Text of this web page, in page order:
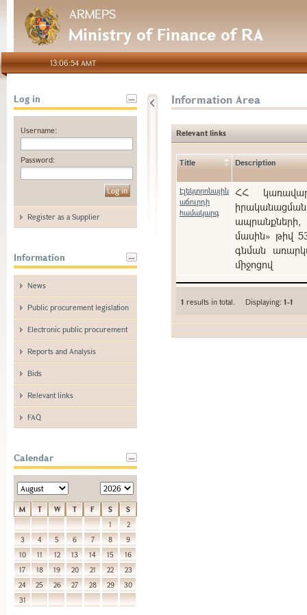
ARMEPS
Ministry of Finance of RA
13:06:54 AMT
Log in
Username:
Password:
Register as a Supplier
Information
News
Public procurement legislation
Electronic public procurement
Reports and Analysis
Bids
Relevant links
FAQ
Calendar
M T W T F S
S
1
2
3
4 5 6 7 8
9
10
11 12 13 14 15
16
17
18 19 20 21 22
23
24
25 26 27 28 29
30
31
Information Area
Relevant links
Title Description
Էլեկտրոնային
աճուրդի
համակարգ
ՀՀ
ապրանքների,
մասին» թիվ
գնման
միջոցով
1 results in total. Displaying:1-1